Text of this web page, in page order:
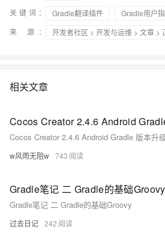
关键词：
Gradle翻译插件
Gradle用户
来 源：
开发者社区 > 开发与运维 > 文章 >
相关文章
Cocos Creator 2.4.6 Android Gradle 版本升
w风雨无阻w 743
Gradle笔记 二 Gradle的基础Groovy
Gradle笔记 二 Gradle的基础Groovy
过去日记 242